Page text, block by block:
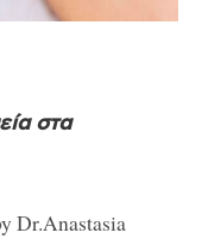
στα
Dr.Anastasia